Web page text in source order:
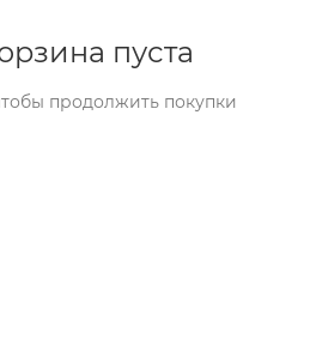
пуста
продолжить покупки